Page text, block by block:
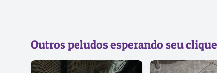
Outros peludos esperando seu clique